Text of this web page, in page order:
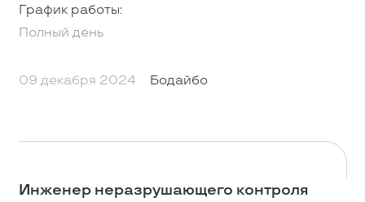
График работы:
Полный день
09 декабря 2024 Бодайбо
Инженер неразрушающего контроля